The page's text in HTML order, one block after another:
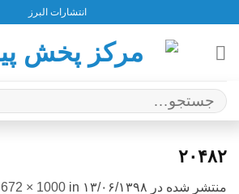
content
انتشارات البرز
جستجو
برای:
۲۰۴۸۲
منتشر شده در ۱۳/۰۶/۱۳۹۸ 672 × 1000 in